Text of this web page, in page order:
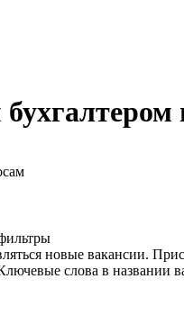
новые вакансии.
слова в названии